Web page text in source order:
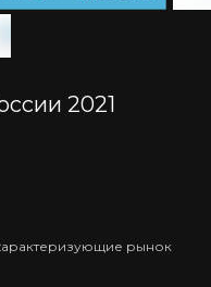
2021
рынок